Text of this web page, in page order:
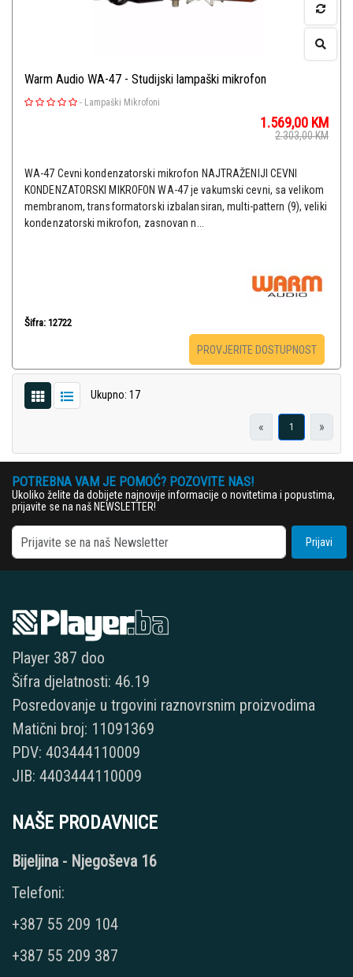
Warm Audio WA-47 - Studijski lampaški mikrofon
- Lampaški Mikrofoni
1.569,00 KM
2.303,00KM
WA-47 Cevni kondenzatorski mikrofon NAJTRAŽENIJI CEVNI
KONDENZATORSKI MIKROFON WA-47 je vakumski cevni, sa velikom
membranom, transformatorski izbalansiran, multi-pattern (9), veliki
kondenzatorski mikrofon, zasnovan n...
Šifra: 12722
PROVJERITE DOSTUPNOST
Ukupno: 17
« 1 »
POTREBNA VAM JE POMOĆ? POZOVITE NAS!
Ukoliko želite da dobijete najnovije informacije o novitetima i popustima,
prijavite se na naš NEWSLETTER!
Prijavi
Player 387 doo
Šifra djelatnosti: 46.19
Posredovanje u trgovini raznovrsnim proizvodima
Matični broj: 11091369
PDV: 403444110009
JIB: 4403444110009
NAŠE PRODAVNICE
Bijeljina - Njegoševa 16
Telefoni:
+387 55 209 104
+387 55 209 387